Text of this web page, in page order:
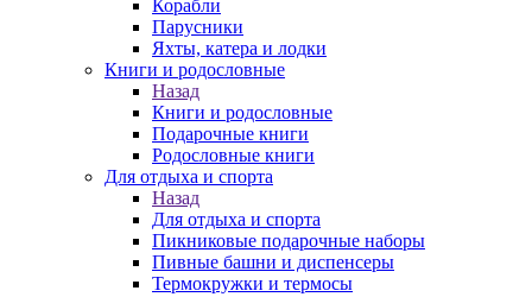
Корабли
Парусники
Яхты, катера и лодки
Книги и родословные
Назад
Книги и родословные
Подарочные книги
Родословные книги
Для отдыха и спорта
Назад
Для отдыха и спорта
Пикниковые подарочные наборы
Пивные башни и диспенсеры
Термокружки и термосы